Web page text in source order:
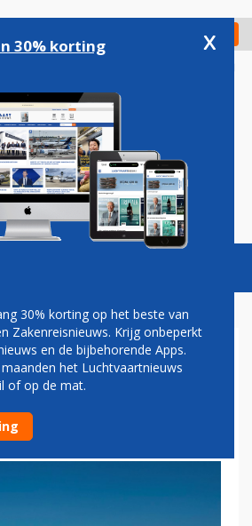
Check in
Podcasts Vacatures
DIEP IN HET
HERSTEL
30% korting x
30% korting op het beste van
Zakenreisnieuws. Krijg onbeperkt
en de bijbehorende Apps.
het Luchtvaartnieuws
of op de mat.